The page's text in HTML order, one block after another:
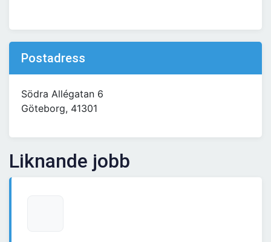
Postadress
Södra Allégatan 6
Göteborg, 41301
Liknande jobb